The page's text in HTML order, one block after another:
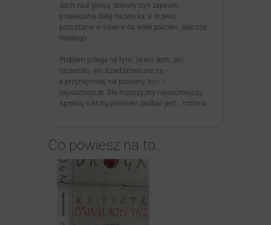
dach nad głową, dorosły syn zapewni
przekazanie dalej nazwiska, a drzewo
pozostanie w świecie na wiele pokoleń, jako coś
trwałego.
Problem polega na tym, że ani dom, ani
nazwisko, ani dziedzictwo nie są –
a przynajmniej nie powinny być –
najważniejsze. Dla mężczyzny najważniejszą
sprawą, o którą powinien zadbać jest… rodzina.
Co powiesz na to…